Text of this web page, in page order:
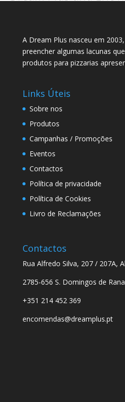
A Dream Plus nasceu em
preencher algumas lacunas
produtos para pizzarias
Links Úteis
Sobre nos
Produtos
Campanhas / Promoções
Eventos
Contactos
Política de privacidade
Política de Cookies
Livro de Reclamações
Contactos
Rua Alfredo Silva, 207 / 207A,
2785-656 S. Domingos de
+351 214 452 369
encomendas@dreamplus.pt